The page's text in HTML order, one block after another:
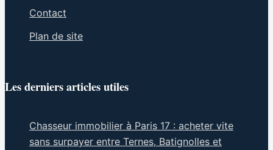
Contact
Plan de site
Les derniers articles utiles
Chasseur immobilier à Paris 17 : acheter vite
sans surpayer entre Ternes, Batignolles et